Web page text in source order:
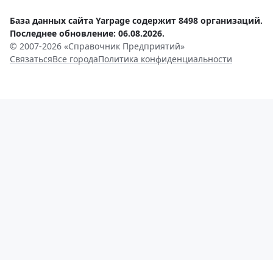
База данных сайта Yarpage содержит 8498 организаций.
Последнее обновление: 06.08.2026.
© 2007-2026 «Справочник Предприятий»
СвязатьсяВсе городаПолитика конфиденциальности